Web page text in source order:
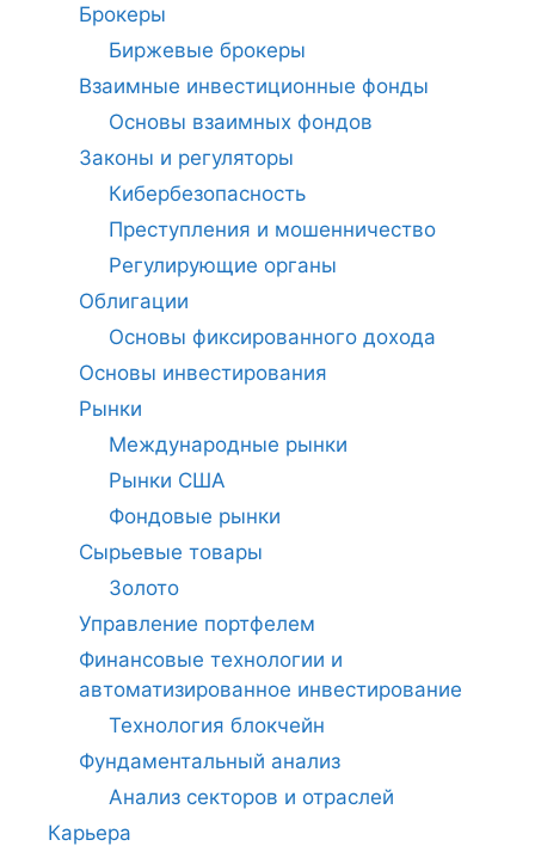
Брокеры
Биржевые брокеры
Взаимные инвестиционные фонды
Основы взаимных фондов
Законы и регуляторы
Кибербезопасность
Преступления и мошенничество
Регулирующие органы
Облигации
Основы фиксированного дохода
Основы инвестирования
Рынки
Международные рынки
Рынки США
Фондовые рынки
Сырьевые товары
Золото
Управление портфелем
Финансовые технологии и
автоматизированное инвестирование
Технология блокчейн
Фундаментальный анализ
Анализ секторов и отраслей
Карьера